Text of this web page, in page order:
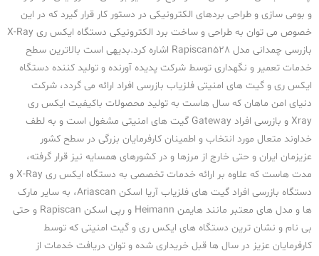
و بومی سازی و طراحی بردهای الکترونیکی در دستور کار قرار گیرد که در این
خصوص می توان به طراحی و ساخت برد الکترونیکی دستگاه ایکس ری X-Ray
بازرسی چمدانی مدل Rapiscan528 اشاره کرد.بدیهی است بالاترین سطح
خدمات تعمیر و نگهداری توسط شرکت پدیده آورنده و تولید کننده دستگاه
ایکس ری و گیت های امنیتی فلزیاب بازرسی افراد ارائه می گردد، شرکت
دنیای امن ماهان که سال هاست به تولید محصولات باکیفیت ایکس ری
Xray و بازرسی افراد Gateway گیت های امنیتی مشغول است و به لطف
خداوند متعال مورد انتخاب و اطمینان کارفرمایان بزرگی در سطح کشور
عزیزمان ایران و حتی خارج از مرزها و در کشورهای همسایه نیز قرار گرفته،
مدت هاست که علاوه بر ارائه خدمات تخصصی به دستگاه ایکس ری X-Ray و
دستگاه بازرسی افراد گیت های فلزیاب آریا اسکن Ariascan، به سایر مارک
ها و مدل های معتبر مانند هایمن Heimann و رپی اسکن Rapiscan و حتی
بی نام و نشان ترین دستگاه های ایکس ری و گیت امنیتی که توسط
کارفرمایان عزیز در سال ها قبل خریداری شده و توان دریافت خدمات از